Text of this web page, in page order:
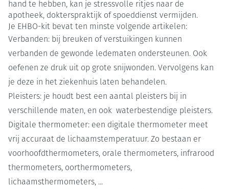
hand te hebben, kan je stressvolle ritjes naar de
apotheek, dokterspraktijk of spoeddienst vermijden.
Je EHBO-kit bevat ten minste volgende artikelen:
Verbanden: bij breuken of verstuikingen kunnen
verbanden de gewonde ledematen ondersteunen. Ook
oefenen ze druk uit op grote snijwonden. Vervolgens kan
je deze in het ziekenhuis laten behandelen.
Pleisters: je houdt best een aantal pleisters bij in
verschillende maten, en ook waterbestendige pleisters.
Digitale thermometer: een digitale thermometer meet
vrij accuraat de lichaamstemperatuur. Zo bestaan er
voorhoofdthermometers, orale thermometers, infrarood
thermometers, oorthermometers,
lichaamsthermometers, ...